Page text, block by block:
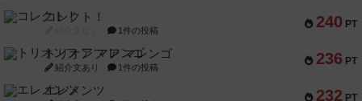
240 PT
コレクト！
1件の投稿
236 PT
トリオンフ ア マレンゴ
紹介文あり 1件の投稿
232 PT
エレメンツ